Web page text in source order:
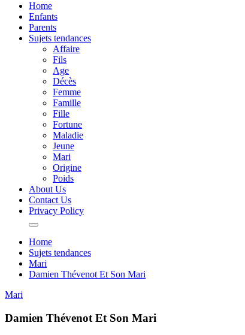
Home
Enfants
Parents
Sujets tendances
Affaire
Fils
Age
Décès
Femme
Famille
Fille
Fortune
Maladie
Jeune
Mari
Origine
Poids
About Us
Contact Us
Privacy Policy
Home
Sujets tendances
Mari
Damien Thévenot Et Son Mari
Mari
Damien Thévenot Et Son Mari